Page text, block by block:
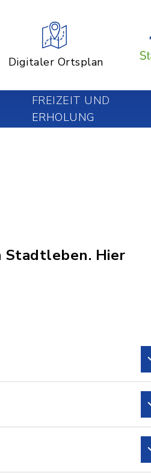
Digitaler Ortsplan
FREIZEIT UND
ERHOLUNG
Stadtleben. Hier